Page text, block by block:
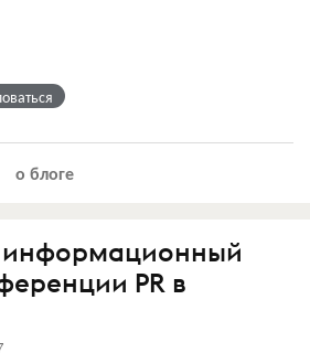
о блоге
информационный
PR в